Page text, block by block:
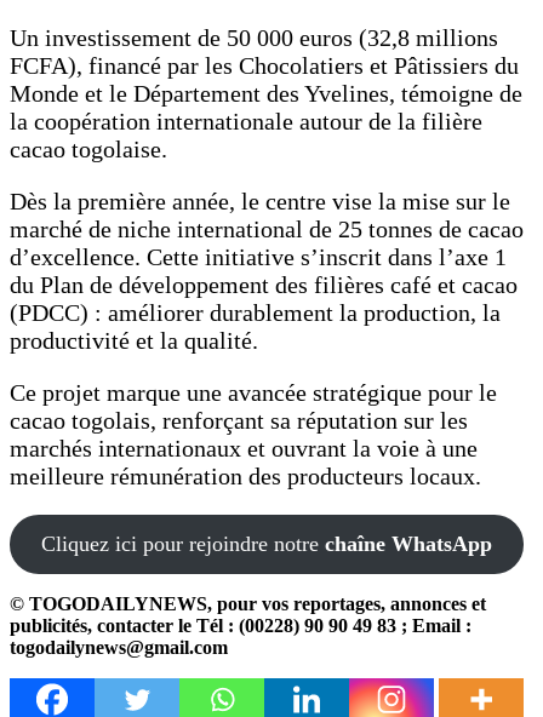
Un investissement de 50 000 euros (32,8 millions
FCFA), financé par les Chocolatiers et Pâtissiers du
Monde et le Département des Yvelines, témoigne de
la coopération internationale autour de la filière
cacao togolaise.
Dès la première année, le centre vise la mise sur le
marché de niche international de 25 tonnes de cacao
d’excellence. Cette initiative s’inscrit dans l’axe 1
du Plan de développement des filières café et cacao
(PDCC) : améliorer durablement la production, la
productivité et la qualité.
Ce projet marque une avancée stratégique pour le
cacao togolais, renforçant sa réputation sur les
marchés internationaux et ouvrant la voie à une
meilleure rémunération des producteurs locaux.
Cliquez ici pour rejoindre notre chaîne WhatsApp
© TOGODAILYNEWS, pour vos reportages, annonces et
publicités, contacter le Tél : (00228) 90 90 49 83 ; Email :
togodailynews@gmail.com